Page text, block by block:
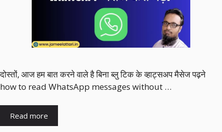
दोस्तों, आज हम बात करने वाले है बिना ब्लु टिक के व्हाट्सअप मैसेज पढ़ने
how to read WhatsApp messages without …
Read more